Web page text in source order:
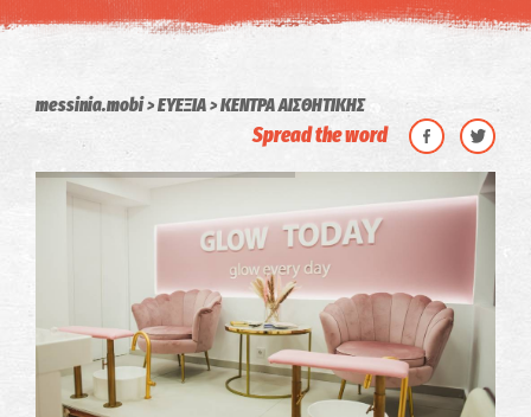
messinia.mobi ΕΥΕΞΙΑ ΚΕΝΤΡΑ ΑΙΣΘΗΤΙΚΗΣ
Spread the word